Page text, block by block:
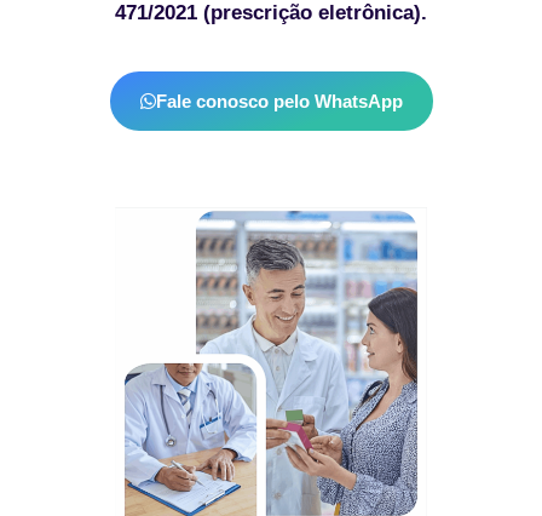
471/2021 (prescrição eletrônica).
Fale conosco pelo WhatsApp